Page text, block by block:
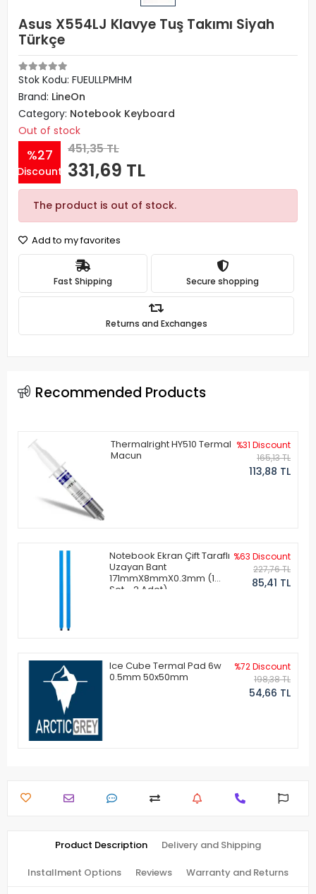
Asus X554LJ Klavye Tuş Takımı Siyah
Türkçe
Stok Kodu: FUEULLPMHM
Brand: LineOn
Category: Notebook Keyboard
Out of stock
%27
Discount
451,35 TL
331,69 TL
The product is out of stock.
Add to my favorites
Fast Shipping Secure shopping
Returns and Exchanges
Recommended Products
Thermalright HY510 Termal
Macun
%31 Discount
165,13 TL
113,88 TL
Notebook Ekran Çift Taraflı
Uzayan Bant
171mmX8mmX0.3mm (1
Set - 2 Adet)
%63 Discount
227,76 TL
85,41 TL
Ice Cube Termal Pad 6w
0.5mm 50x50mm
%72 Discount
198,38 TL
54,66 TL
Product Description Delivery and Shipping
Installment Options Reviews Warranty and Returns